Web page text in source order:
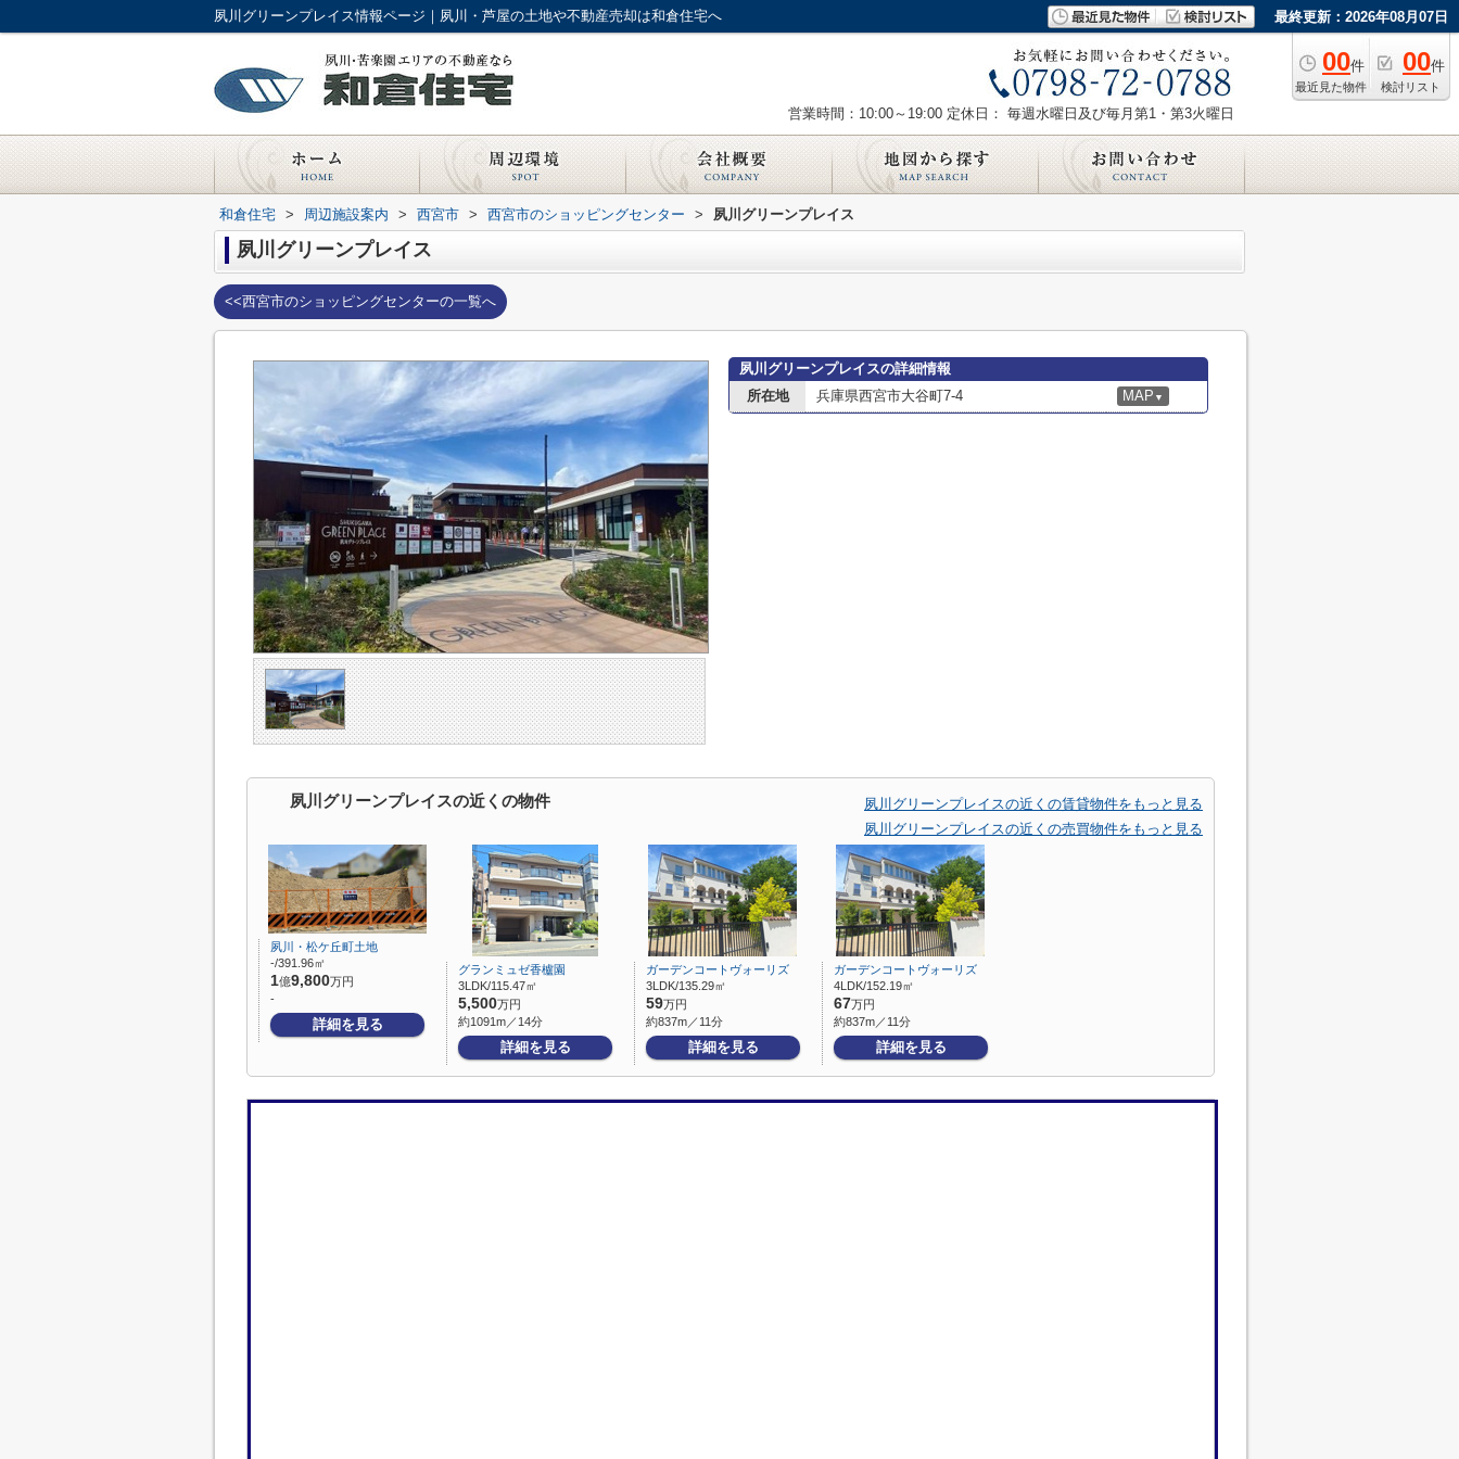
夙川グリーンプレイス情報ページ｜夙川・芦屋の土地や不動産売却は和倉住宅へ 最終更新：2026年08月07日
00件
最近見た物件
00件
検討リスト
営業時間：10:00～19:00 定休日： 毎週水曜日及び毎月第1・第3火曜日
和倉住宅 > 周辺施設案内 > 西宮市 > 西宮市のショッピングセンター > 夙川グリーンプレイス
夙川グリーンプレイス
<<西宮市のショッピングセンターの一覧へ
夙川グリーンプレイスの詳細情報
所在地
兵庫県西宮市大谷町7-4 MAP ▼
夙川グリーンプレイスの近くの物件
夙川グリーンプレイスの近くの賃貸物件をもっと見る
夙川グリーンプレイスの近くの売買物件をもっと見る
夙川・松ケ丘町土地
-/391.96㎡
1億9,800万円
-
詳細を見る
グランミュゼ香櫨園
3LDK/115.47㎡
5,500万円
約1091m／14分
詳細を見る
ガーデンコートヴォーリズ
3LDK/135.29㎡
59万円
約837m／11分
詳細を見る
ガーデンコートヴォーリズ
4LDK/152.19㎡
67万円
約837m／11分
詳細を見る